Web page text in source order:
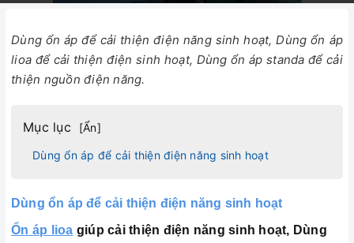
Dùng ổn áp để cải thiện điện năng sinh hoạt, Dùng ổn áp
lioa để cải thiện điện sinh hoạt, Dùng ổn áp standa để cải
thiện nguồn điện năng.
Mục lục [Ẩn]
Dùng ổn áp để cải thiện điện năng sinh hoạt
Dùng ổn áp để cải thiện điện năng sinh hoạt
Ổn áp lioa giúp cải thiện điện năng sinh hoạt, Dùng